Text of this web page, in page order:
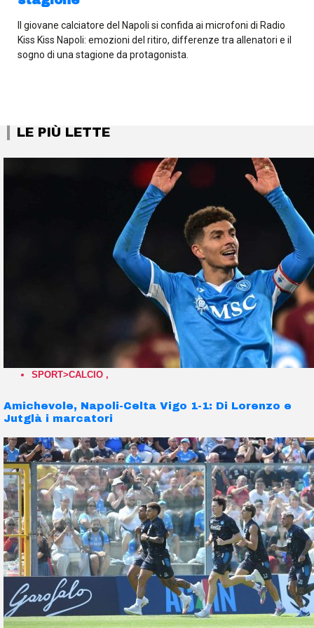
Il giovane calciatore del Napoli si confida ai microfoni di Radio
Kiss Kiss Napoli: emozioni del ritiro, differenze tra allenatori e il
sogno di una stagione da protagonista.
LE PIÙ LETTE
SPORT>CALCIO ,
Amichevole, Napoli-Celta Vigo 1-1: Di Lorenzo e
Jutglà i marcatori